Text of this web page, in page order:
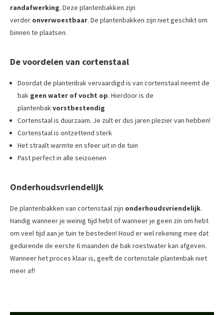
randafwerking. Deze plantenbakken zijn
verder onverwoestbaar. De plantenbakken zijn niet geschikt om
binnen te plaatsen.
De voordelen van cortenstaal
Doordat de plantenbak vervaardigd is van cortenstaal neemt de
bak geen water of vocht op. Hierdoor is de
plantenbakvorstbestendig
Cortenstaal is duurzaam. Je zult er dus jaren plezier van hebben!
Cortenstaal is ontzettend sterk
Het straalt warmte en sfeer uit in de tuin
Past perfect in alle seizoenen
Onderhoudsvriendelijk
De plantenbakken van cortenstaal zijn onderhoudsvriendelijk.
Handig wanneer je weinig tijd hebt of wanneer je geen zin om hebt
om veel tijd aan je tuin te besteden! Houd er wel rekening mee dat
gedurende de eerste 6 maanden de bak roestwater kan afgeven.
Wanneer het proces klaar is, geeft de cortenstale plantenbak niet
meer af!